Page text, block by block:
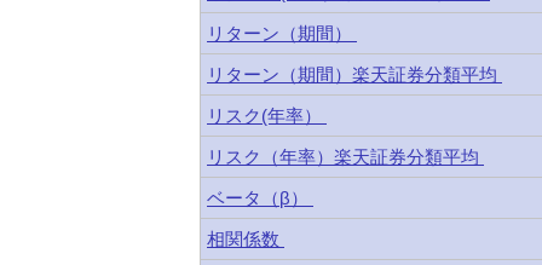
リターン（期間）
リターン（期間）楽天証券分類平均
リスク(年率）
リスク（年率）楽天証券分類平均
ベータ（β）
相関係数